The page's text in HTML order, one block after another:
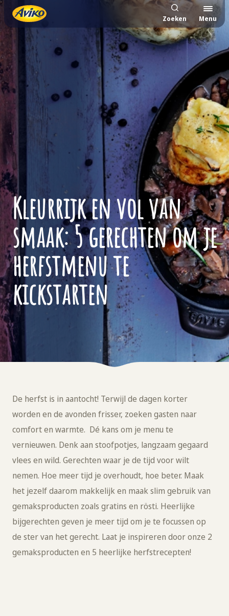
Zoeken Menu
Kleurrijk en vol van
smaak: 5 gerechten om je
herfstmenu te
kickstarten
De herfst is in aantocht! Terwijl de dagen korter
worden en de avonden frisser, zoeken gasten naar
comfort en warmte. Dé kans om je menu te
vernieuwen. Denk aan stoofpotjes, langzaam gegaard
vlees en wild. Gerechten waar je de tijd voor wilt
nemen. Hoe meer tijd je overhoudt, hoe beter. Maak
het jezelf daarom makkelijk en maak slim gebruik van
gemaksproducten zoals gratins en rösti. Heerlijke
bijgerechten geven je meer tijd om je te focussen op
de ster van het gerecht. Laat je inspireren door onze 2
gemaksproducten en 5 heerlijke herfstrecepten!